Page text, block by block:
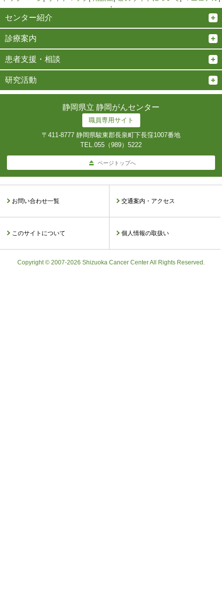
↑
センター紹介
診療案内
患者支援・相談
研究活動
静岡県立 静岡がんセンター
職員専用サイト
〒411-8777 静岡県駿東郡長泉町下長窪1007番地
TEL.055（989）5222
ページトップへ
お問い合わせ一覧 交通案内・アクセス
このサイトについて 個人情報の取扱い
Copyright © 2007-2026 Shizuoka Cancer Center All Rights Reserved.